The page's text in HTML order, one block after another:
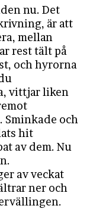
nu. Det
är att
mellan
rest tält på
och hyrorna
vittjar liken
och
hit
av dem. Nu
av veckat
ner och